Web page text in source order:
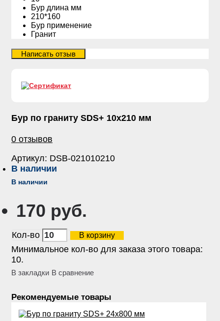
Бур длина мм
210*160
Бур применение
Гранит
Бур по граниту SDS+ 10х210 мм
0 отзывов
Артикул: DSB-021010210
В наличии
В наличии
170 руб.
Кол-во В корзину
Минимальное кол-во для заказа этого товара:
10.
В закладки В сравнение
Рекомендуемые товары